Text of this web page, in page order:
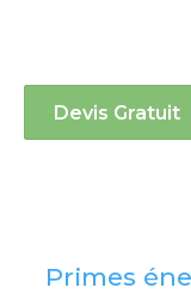
Devis Gratuit
Primes